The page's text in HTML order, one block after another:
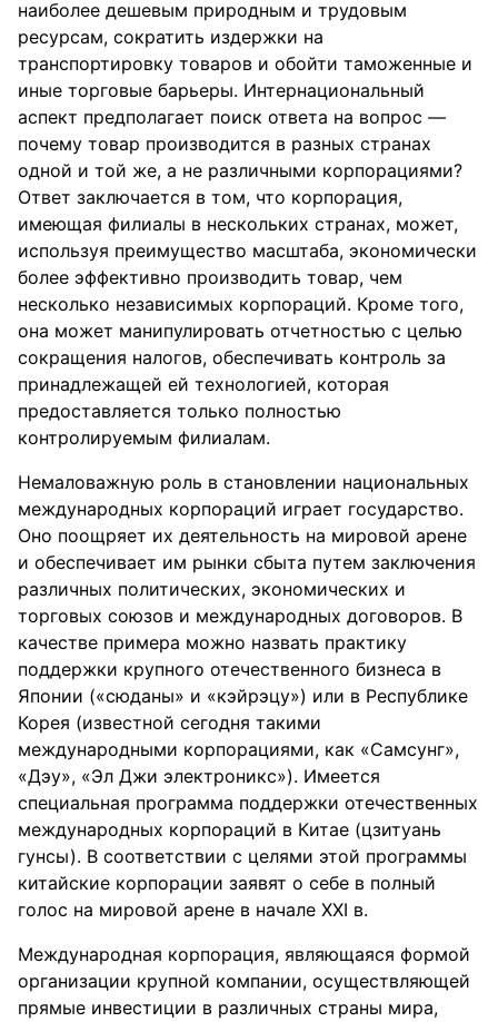
наиболее дешевым природным и трудовым
ресурсам, сократить издержки на
транспортировку товаров и обойти таможенные и
иные торговые барьеры. Интернациональный
аспект предполагает поиск ответа на вопрос —
почему товар производится в разных странах
одной и той же, а не различными корпорациями?
Ответ заключается в том, что корпорация,
имеющая филиалы в нескольких странах, может,
используя преимущество масштаба, экономически
более эффективно производить товар, чем
несколько независимых корпораций. Кроме того,
она может манипулировать отчетностью с целью
сокращения налогов, обеспечивать контроль за
принадлежащей ей технологией, которая
предоставляется только полностью
контролируемым филиалам.
Немаловажную роль в становлении национальных
международных корпораций играет государство.
Оно поощряет их деятельность на мировой арене
и обеспечивает им рынки сбыта путем заключения
различных политических, экономических и
торговых союзов и международных договоров. В
качестве примера можно назвать практику
поддержки крупного отечественного бизнеса в
Японии («сюданы» и «кэйрэцу») или в Республике
Корея (известной сегодня такими
международными корпорациями, как «Самсунг»,
«Дэу», «Эл Джи электроникс»). Имеется
специальная программа поддержки отечественных
международных корпораций в Китае (цзитуань
гунсы). В соответствии с целями этой программы
китайские корпорации заявят о себе в полный
голос на мировой арене в начале XXI в.
Международная корпорация, являющаяся формой
организации крупной компании, осуществляющей
прямые инвестиции в различных страны мира,